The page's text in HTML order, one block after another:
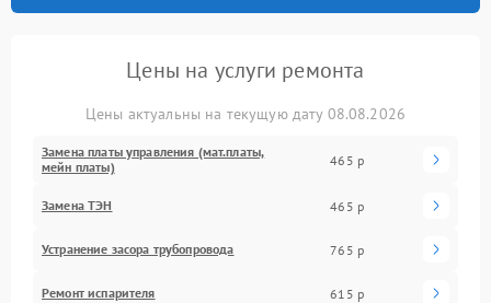
Цены на услуги ремонта
Цены актуальны на текущую дату 08.08.2026
Замена платы управления (мат.платы,
мейн платы)
465 р
Замена ТЭН 465 р
Устранение засора трубопровода 765 р
Ремонт испарителя 615 р